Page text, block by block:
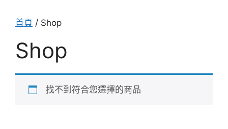
首頁 / Shop
Shop
找不到符合您選擇的商品